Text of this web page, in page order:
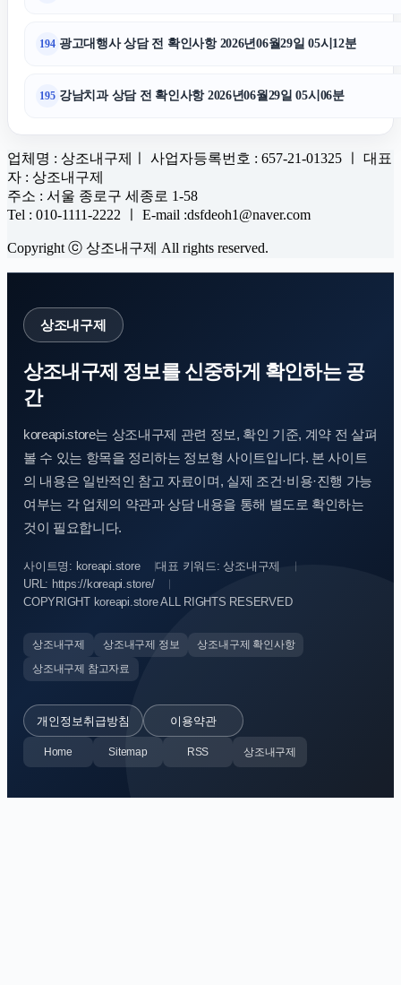
194 광고대행사 상담 전 확인사항 2026년06월29일 05시12분
195 강남치과 상담 전 확인사항 2026년06월29일 05시06분
업체명 : 상조내구제ㅣ 사업자등록번호 : 657-21-01325 ㅣ 대표
자 : 상조내구제
주소 : 서울 종로구 세종로 1-58
Tel : 010-1111-2222 ㅣ E-mail :dsfdeoh1@naver.com
Copyright ⓒ 상조내구제 All rights reserved.
상조내구제
상조내구제 정보를 신중하게 확인하는 공
간
koreapi.store는 상조내구제 관련 정보, 확인 기준, 계약 전 살펴
볼 수 있는 항목을 정리하는 정보형 사이트입니다. 본 사이트
의 내용은 일반적인 참고 자료이며, 실제 조건·비용·진행 가능
여부는 각 업체의 약관과 상담 내용을 통해 별도로 확인하는
것이 필요합니다.
사이트명: koreapi.store
대표 키워드: 상조내구제
URL: https://koreapi.store/
COPYRIGHT koreapi.store ALL RIGHTS RESERVED
상조내구제 상조내구제 정보
상조내구제 확인사항
상조내구제 참고자료
개인정보취급방침 이용약관
Home Sitemap RSS 상조내구제